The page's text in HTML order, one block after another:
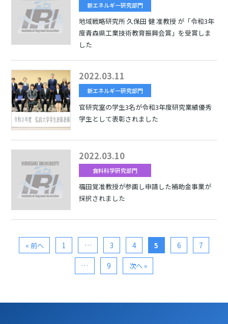
新エネルギー研究部門
地域戦略研究所 久保田 健 准教授 が「令和3年
度青森県工業技術教育振興会賞」を受賞しま
した
2022.03.11
新エネルギー研究部門
官研究室の学生3名が令和3年度研究業績優秀
学生として表彰されました
2022.03.10
食料科学研究部門
福田覚准教授が参画し申請した補助金事業が
採択されました
« 前へ 1 … 3 4 5 6 7
… 9 次へ »